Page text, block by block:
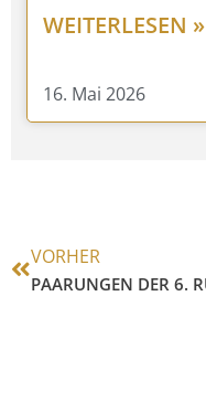
WEITERLESEN »
16. Mai 2026
VORHER